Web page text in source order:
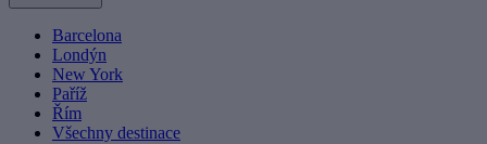
Barcelona
Londýn
New York
Paříž
Řím
Všechny destinace